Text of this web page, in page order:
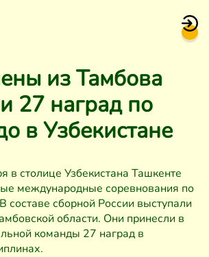
из Тамбова
27 наград по
в Узбекистане
в столице Узбекистана Ташкенте
международные соревнования по
составе сборной России выступали
области. Они принесли в
команды 27 наград в